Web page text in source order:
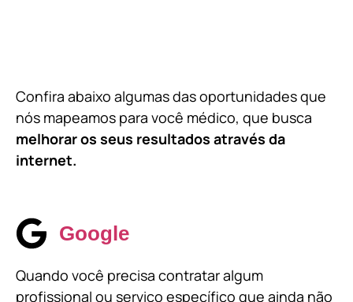
Confira abaixo algumas das oportunidades que
nós mapeamos para você médico, que busca
melhorar os seus resultados através da
internet.
Google
Quando você precisa contratar algum
profissional ou serviço específico que ainda não